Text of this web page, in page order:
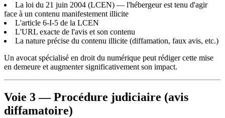
La loi du 21 juin 2004 (LCEN) — l'hébergeur est tenu d'agir
face à un contenu manifestement illicite
L'article 6-I-5 de la LCEN
L'URL exacte de l'avis et son contenu
La nature précise du contenu illicite (diffamation, faux avis, etc.)
Un avocat spécialisé en droit du numérique peut rédiger cette mise
en demeure et augmenter significativement son impact.
Voie 3 — Procédure judiciaire (avis
diffamatoire)